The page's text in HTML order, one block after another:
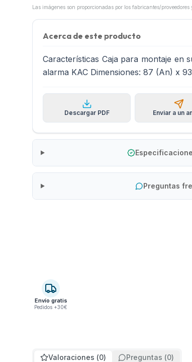
Acerca de este producto
Características Caja para montaje en
alarma KAC Dimensiones: 87 (An) x
Descargar PDF Enviar a un
Preguntas
Envío gratis
Pedidos +30€
Valoraciones (0) Preguntas (0)